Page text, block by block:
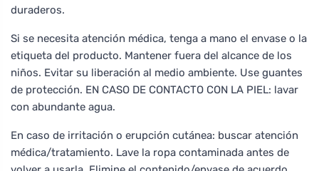
duraderos.
Si se necesita atención médica, tenga a mano el envase o la
etiqueta del producto. Mantener fuera del alcance de los
niños. Evitar su liberación al medio ambiente. Use guantes
de protección. EN CASO DE CONTACTO CON LA PIEL: lavar
con abundante agua.
En caso de irritación o erupción cutánea: buscar atención
médica/tratamiento. Lave la ropa contaminada antes de